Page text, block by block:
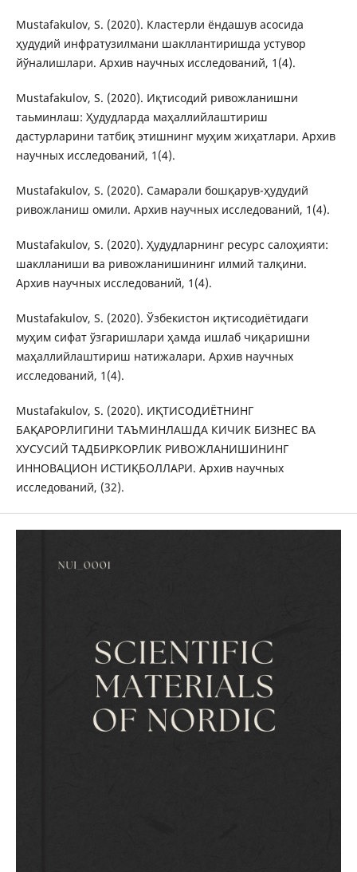
Mustafakulov, S. (2020). Кластерли ёндашув асосида
ҳудудий инфратузилмани шакллантиришда устувор
йўналишлари. Архив научных исследований, 1(4).
Mustafakulov, S. (2020). Иқтисодий ривожланишни
таьминлаш: Ҳудудларда маҳаллийлаштириш
дастурларини татбиқ этишнинг муҳим жиҳатлари. Архив
научных исследований, 1(4).
Mustafakulov, S. (2020). Самарали бошқарув-ҳудудий
ривожланиш омили. Архив научных исследований, 1(4).
Mustafakulov, S. (2020). Ҳудудларнинг ресурс салоҳияти:
шаклланиши ва ривожланишининг илмий талқини.
Архив научных исследований, 1(4).
Mustafakulov, S. (2020). Ўзбекистон иқтисодиётидаги
муҳим сифат ўзгаришлари ҳамда ишлаб чиқаришни
маҳаллийлаштириш натижалари. Архив научных
исследований, 1(4).
Mustafakulov, S. (2020). ИҚТИСОДИЁТНИНГ
БАҚАРОРЛИГИНИ ТАЪМИНЛАШДА КИЧИК БИЗНЕС ВА
ХУСУСИЙ ТАДБИРКОРЛИК РИВОЖЛАНИШИНИНГ
ИННОВАЦИОН ИСТИҚБОЛЛАРИ. Архив научных
исследований, (32).